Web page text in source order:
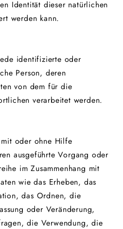
Identität dieser natürlichen
werden kann.
identifizierte oder
Person, deren
von dem für die
verarbeitet werden.
oder ohne Hilfe
ausgeführte Vorgang oder
im Zusammenhang mit
wie das Erheben, das
das Ordnen, die
oder Veränderung,
die Verwendung, die